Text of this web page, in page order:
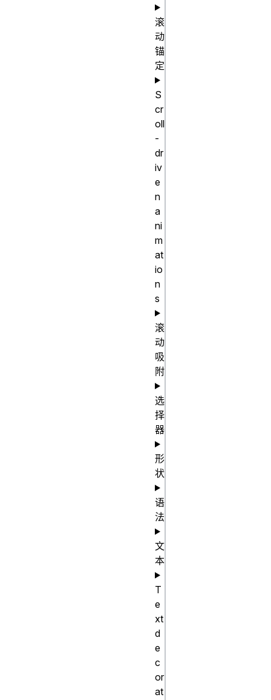
滚
动
锚
定
S
cr
oll
-
dr
iv
e
n
a
ni
m
at
io
n
s
滚
动
吸
附
选
择
器
形
状
语
法
文
本
T
e
xt
d
e
c
or
at